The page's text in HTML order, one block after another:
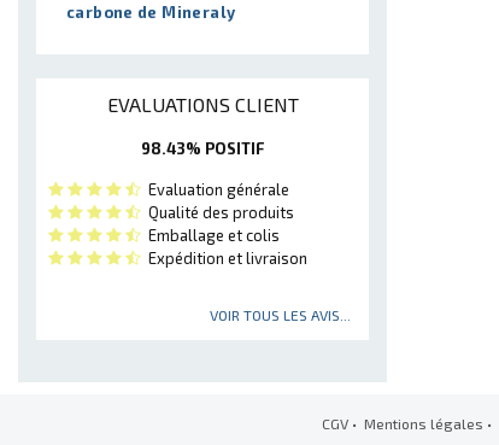
carbone de Mineraly
EVALUATIONS CLIENT
98.43% POSITIF
Evaluation générale
Qualité des produits
Emballage et colis
Expédition et livraison
VOIR TOUS LES AVIS...
CGV• Mentions légales •